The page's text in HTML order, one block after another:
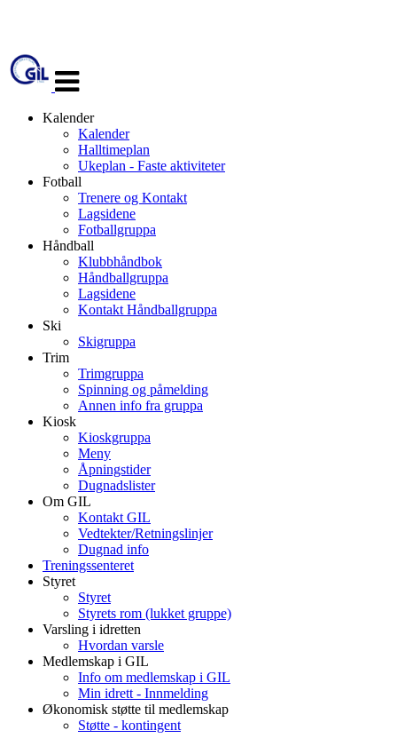
navigasjon
Kalender
Kalender
Halltimeplan
Ukeplan - Faste aktiviteter
Fotball
Trenere og Kontakt
Lagsidene
Fotballgruppa
Håndball
Klubbhåndbok
Håndballgruppa
Lagsidene
Kontakt Håndballgruppa
Ski
Skigruppa
Trim
Trimgruppa
Spinning og påmelding
Annen info fra gruppa
Kiosk
Kioskgruppa
Meny
Åpningstider
Dugnadslister
Om GIL
Kontakt GIL
Vedtekter/Retningslinjer
Dugnad info
Treningssenteret
Styret
Styret
Styrets rom (lukket gruppe)
Varsling i idretten
Hvordan varsle
Medlemskap i GIL
Info om medlemskap i GIL
Min idrett - Innmelding
Økonomisk støtte til medlemskap
Støtte - kontingent